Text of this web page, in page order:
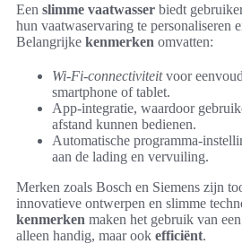
Een slimme vaatwasser biedt
hun vaatwaservaring te personaliseren
Belangrijke kenmerken omvatten:
Wi-Fi-connectiviteitvoor
smartphone of tablet.
App-integratie, waardoor
afstand kunnen bedienen.
Automatische programma-
aan de lading en vervuiling.
Merken zoals Bosch en Siemens zijn
innovatieve ontwerpen en slimme
kenmerken maken het gebruik van
alleen handig, maar ook efficiënt.